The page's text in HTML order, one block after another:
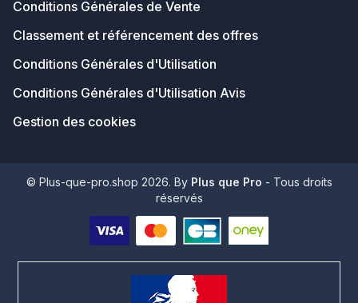
Conditions Générales de Vente
Classement et référencement des offres
Conditions Générales d'Utilisation
Conditions Générales d'Utilisation Avis
Gestion des cookies
© Plus-que-pro.shop 2026. By Plus que Pro - Tous droits
réservés